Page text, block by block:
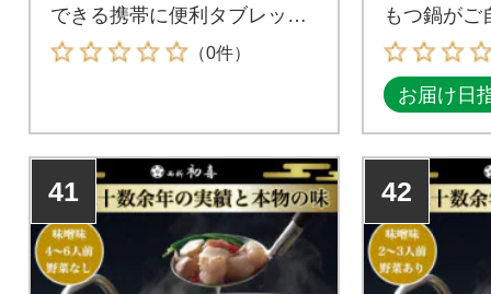
できる携帯に便利タブレット
タイプの食べる青汁
（0件）
もつ鍋がご
お届け日
41 42